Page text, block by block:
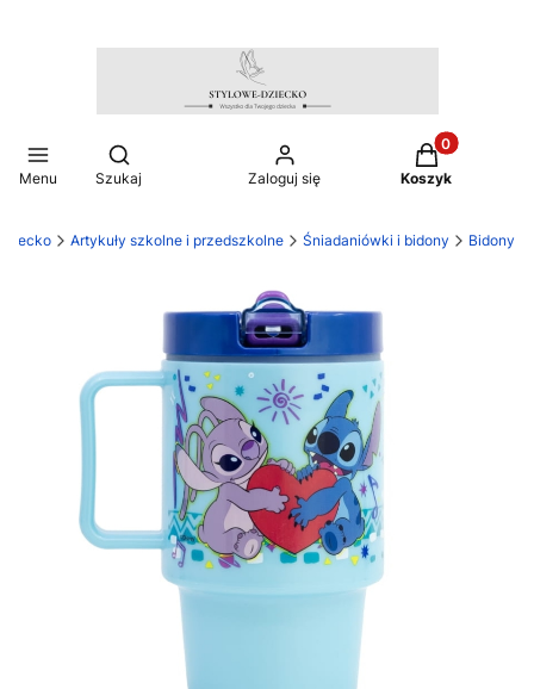
Menu
Otwórz wyszukiwarkę
Szukaj Zaloguj się
Produkty w
Koszyk
Artykuły szkolne i przedszkolne Śniadaniówki i bidony Bidony